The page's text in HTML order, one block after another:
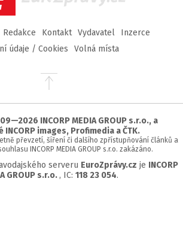
Redakce Kontakt Vydavatel
Inzerce
údaje / Cookies
Volná místa
Přejít
stránky
INCORP MEDIA GROUP s.r.o., a
INCORP images, Profimedia a ČTK.
převzetí, šíření či dalšího zpřístupňování článků a
INCORP MEDIA GROUP s.r.o. zakázáno.
serveru EuroZprávy.cz je INCORP
GROUP s.r.o. , IC: 118 23 054.